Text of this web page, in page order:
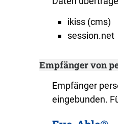
ikiss (cms)
session.net
Empfänger von
Empfänger
eingebunden.